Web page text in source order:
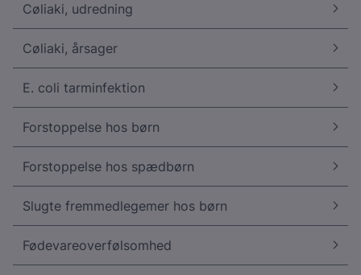
Cøliaki, udredning
Cøliaki, årsager
E. coli tarminfektion
Forstoppelse hos børn
Forstoppelse hos spædbørn
Slugte fremmedlegemer hos børn
Fødevareoverfølsomhed